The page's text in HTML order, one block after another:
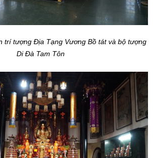
trí tượng Địa Tạng Vương Bồ tát và bộ tượng
Di Đà Tam Tôn